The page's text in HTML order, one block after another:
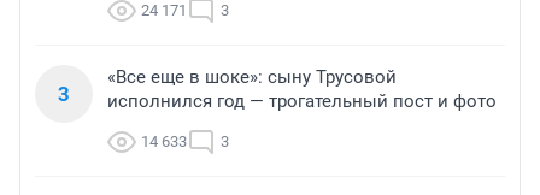
24 171 3
3
«Все еще в шоке»: сыну Трусовой
исполнился год — трогательный пост и фото
14 633 3